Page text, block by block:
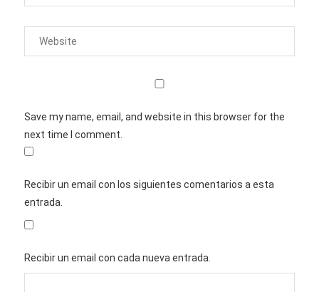
Save my name, email, and website in this browser for the
next time I comment.
Recibir un email con los siguientes comentarios a esta
entrada.
Recibir un email con cada nueva entrada.